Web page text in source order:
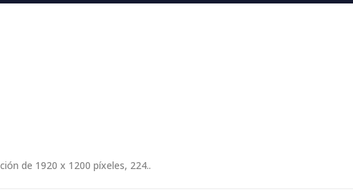
de 1920 x 1200 píxeles, 224..